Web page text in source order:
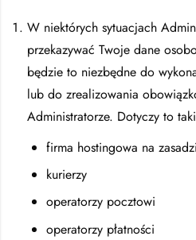
W niektórych sytuacjach
przekazywać Twoje dane
będzie to niezbędne do
lub do zrealizowania
Administratorze. Dotyczy to
firma hostingowa na
kurierzy
operatorzy pocztowi
operatorzy płatności